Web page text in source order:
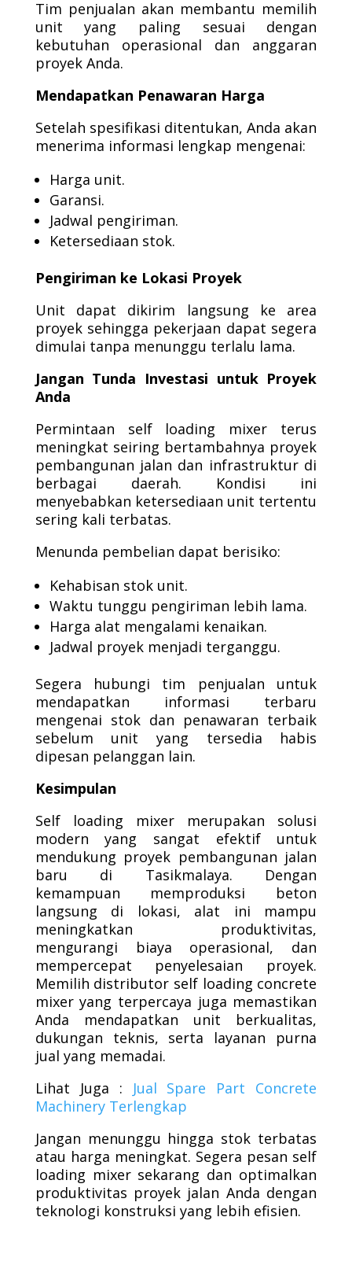
Tim penjualan akan membantu memilih
unit yang paling sesuai dengan
kebutuhan operasional dan anggaran
proyek Anda.
Mendapatkan Penawaran Harga
Setelah spesifikasi ditentukan, Anda akan
menerima informasi lengkap mengenai:
Harga unit.
Garansi.
Jadwal pengiriman.
Ketersediaan stok.
Pengiriman ke Lokasi Proyek
Unit dapat dikirim langsung ke area
proyek sehingga pekerjaan dapat segera
dimulai tanpa menunggu terlalu lama.
Jangan Tunda Investasi untuk Proyek
Anda
Permintaan self loading mixer terus
meningkat seiring bertambahnya proyek
pembangunan jalan dan infrastruktur di
berbagai daerah. Kondisi ini
menyebabkan ketersediaan unit tertentu
sering kali terbatas.
Menunda pembelian dapat berisiko:
Kehabisan stok unit.
Waktu tunggu pengiriman lebih lama.
Harga alat mengalami kenaikan.
Jadwal proyek menjadi terganggu.
Segera hubungi tim penjualan untuk
mendapatkan informasi terbaru
mengenai stok dan penawaran terbaik
sebelum unit yang tersedia habis
dipesan pelanggan lain.
Kesimpulan
Self loading mixer merupakan solusi
modern yang sangat efektif untuk
mendukung proyek pembangunan jalan
baru di Tasikmalaya. Dengan
kemampuan memproduksi beton
langsung di lokasi, alat ini mampu
meningkatkan produktivitas,
mengurangi biaya operasional, dan
mempercepat penyelesaian proyek.
Memilih distributor self loading concrete
mixer yang terpercaya juga memastikan
Anda mendapatkan unit berkualitas,
dukungan teknis, serta layanan purna
jual yang memadai.
Lihat Juga :
Jual Spare Part Concrete
Machinery Terlengkap
Jangan menunggu hingga stok terbatas
atau harga meningkat. Segera pesan self
loading mixer sekarang dan optimalkan
produktivitas proyek jalan Anda dengan
teknologi konstruksi yang lebih efisien.